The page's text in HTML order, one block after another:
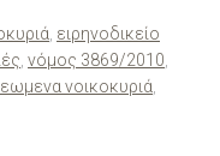
ειρηνοδικείο
νόμος 3869/2010
νοικοκυριά